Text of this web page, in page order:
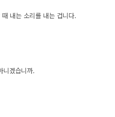
내는 소리를 내는 겁니다.
니겠습니까.